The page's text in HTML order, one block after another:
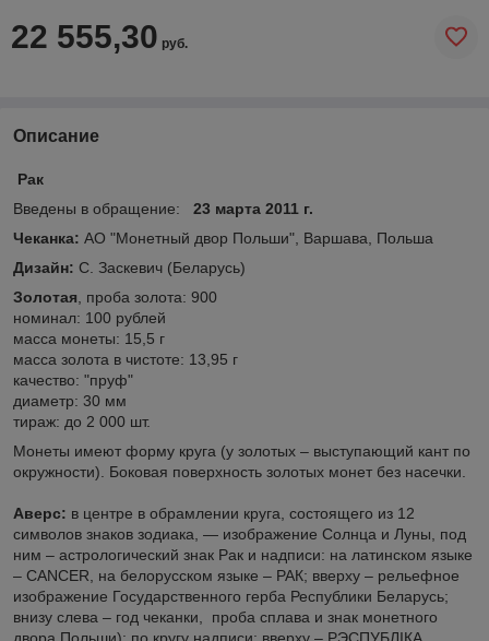
22 555,30 руб.
Описание
Рак
Введены в обращение: 23 марта 2011 г.
Чеканка: АО "Монетный двор Польши", Варшава, Польша
Дизайн: С. Заскевич (Беларусь)
Золотая , проба золота: 900
номинал: 100 рублей
масса монеты: 15,5 г
масса золота в чистоте: 13,95 г
качество: "пруф"
диаметр: 30 мм
тираж: до 2 000 шт.
Монеты имеют форму круга (у золотых – выступающий кант по
окружности). Боковая поверхность золотых монет без насечки.
Аверс: в центре в обрамлении круга, состоящего из 12
символов знаков зодиака, — изображение Солнца и Луны, под
ним – астрологический знак Рак и надписи: на латинском языке
– CANCER, на белорусском языке – РАК; вверху – рельефное
изображение Государственного герба Республики Беларусь;
внизу слева – год чеканки, проба сплава и знак монетного
двора Польши); по кругу надписи: вверху – РЭСПУБЛІКА